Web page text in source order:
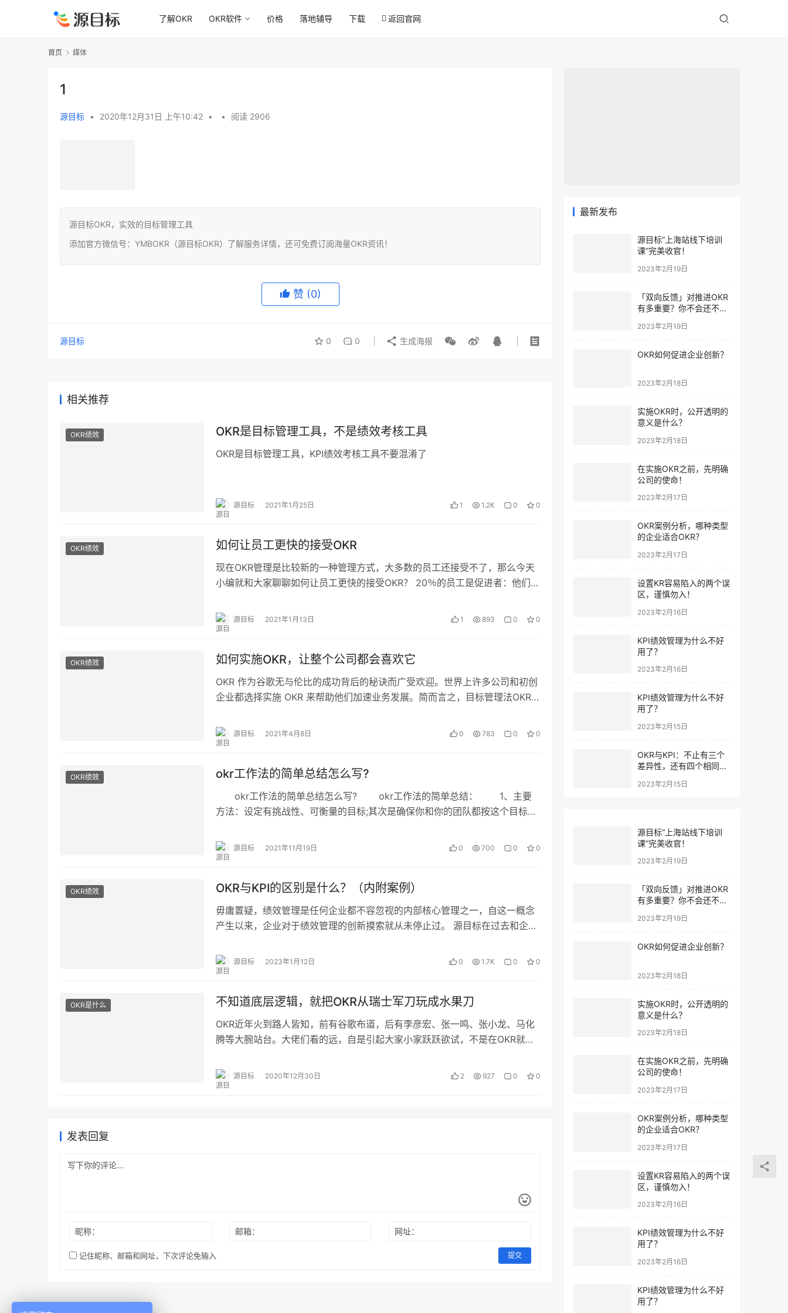
了解OKR OKR软件 价格 落地辅导 下载 返回官网
首页 媒体
1
源目标 • 2020年12月31日 上午10:42 • • 阅读 2906
源目标OKR，实效的目标管理工具
添加官方微信号：YMBOKR（源目标OKR）了解服务详情，还可免费订阅海量OKR资讯！
赞 (0)
源目标 0 0 生成海报
相关推荐
OKR绩效 OKR是目标管理工具，不是绩效考核工具
OKR是目标管理工具，KPI绩效考核工具不要混淆了
源目标 2021年1月25日 1 1.2K 0 0
OKR绩效 如何让员工更快的接受OKR
现在OKR管理是比较新的一种管理方式，大多数的员工还接受不了，那么今天
小编就和大家聊聊如何让员工更快的接受OKR？ 20％的员工是促进者：他们立
源目标 2021年1月13日 1 893 0 0
OKR绩效 如何实施OKR，让整个公司都会喜欢它
OKR 作为谷歌无与伦比的成功背后的秘诀而广受欢迎。世界上许多公司和初创
企业都选择实施 OKR 来帮助他们加速业务发展。简而言之，目标管理法OKR代
员工需要达到的结果，以使公司达到目标
源目标 2021年4月8日 0 783 0 0
OKR绩效 okr工作法的简单总结怎么写?
okr工作法的简单总结怎么写? okr工作法的简单总结： 1、主要
方法：设定有挑战性、可衡量的目标;其次是确保你和你的团队都按这个目标前
源目标 2021年11月19日 0 700 0 0
OKR绩效 OKR与KPI的区别是什么？（内附案例）
毋庸置疑，绩效管理是任何企业都不容忽视的内部核心管理之一，自这一概念
产生以来，企业对于绩效管理的创新摸索就从未停止过。 源目标在过去和企业
源目标 2023年1月12日 0 1.7K 0 0
OKR是什么 不知道底层逻辑，就把OKR从瑞士军刀玩成水果刀
OKR近年火到路人皆知，前有谷歌布道，后有李彦宏、张一鸣、张小龙、马化
腾等大腕站台。大佬们看的远，自是引起大家小家跃跃欲试，不是在OKR就是
源目标 2020年12月30日 2 927 0 0
发表回复
昵称： 邮箱： 网址：
记住昵称、邮箱和网址，下次评论免输入 提交
最新发布
源目标“上海站线下培训
课”完美收官！
2023年2月19日
「双向反馈」对推进OKR
有多重要？你不会还不知
2023年2月19日
OKR如何促进企业创新？
2023年2月18日
实施OKR时，公开透明的
意义是什么？
2023年2月18日
在实施OKR之前，先明确
公司的使命！
2023年2月17日
OKR案例分析，哪种类型
的企业适合OKR？
2023年2月17日
设置KR容易陷入的两个误
区，谨慎勿入！
2023年2月16日
KPI绩效管理为什么不好
用了？
2023年2月16日
KPI绩效管理为什么不好
用了？
2023年2月15日
OKR与KPI：不止有三个
差异性，还有四个相同
2023年2月15日
源目标“上海站线下培训
课”完美收官！
2023年2月19日
「双向反馈」对推进OKR
有多重要？你不会还不知
2023年2月19日
OKR如何促进企业创新？
2023年2月18日
实施OKR时，公开透明的
意义是什么？
2023年2月18日
在实施OKR之前，先明确
公司的使命！
2023年2月17日
OKR案例分析，哪种类型
的企业适合OKR？
2023年2月17日
设置KR容易陷入的两个误
区，谨慎勿入！
2023年2月16日
KPI绩效管理为什么不好
用了？
2023年2月16日
KPI绩效管理为什么不好
用了？